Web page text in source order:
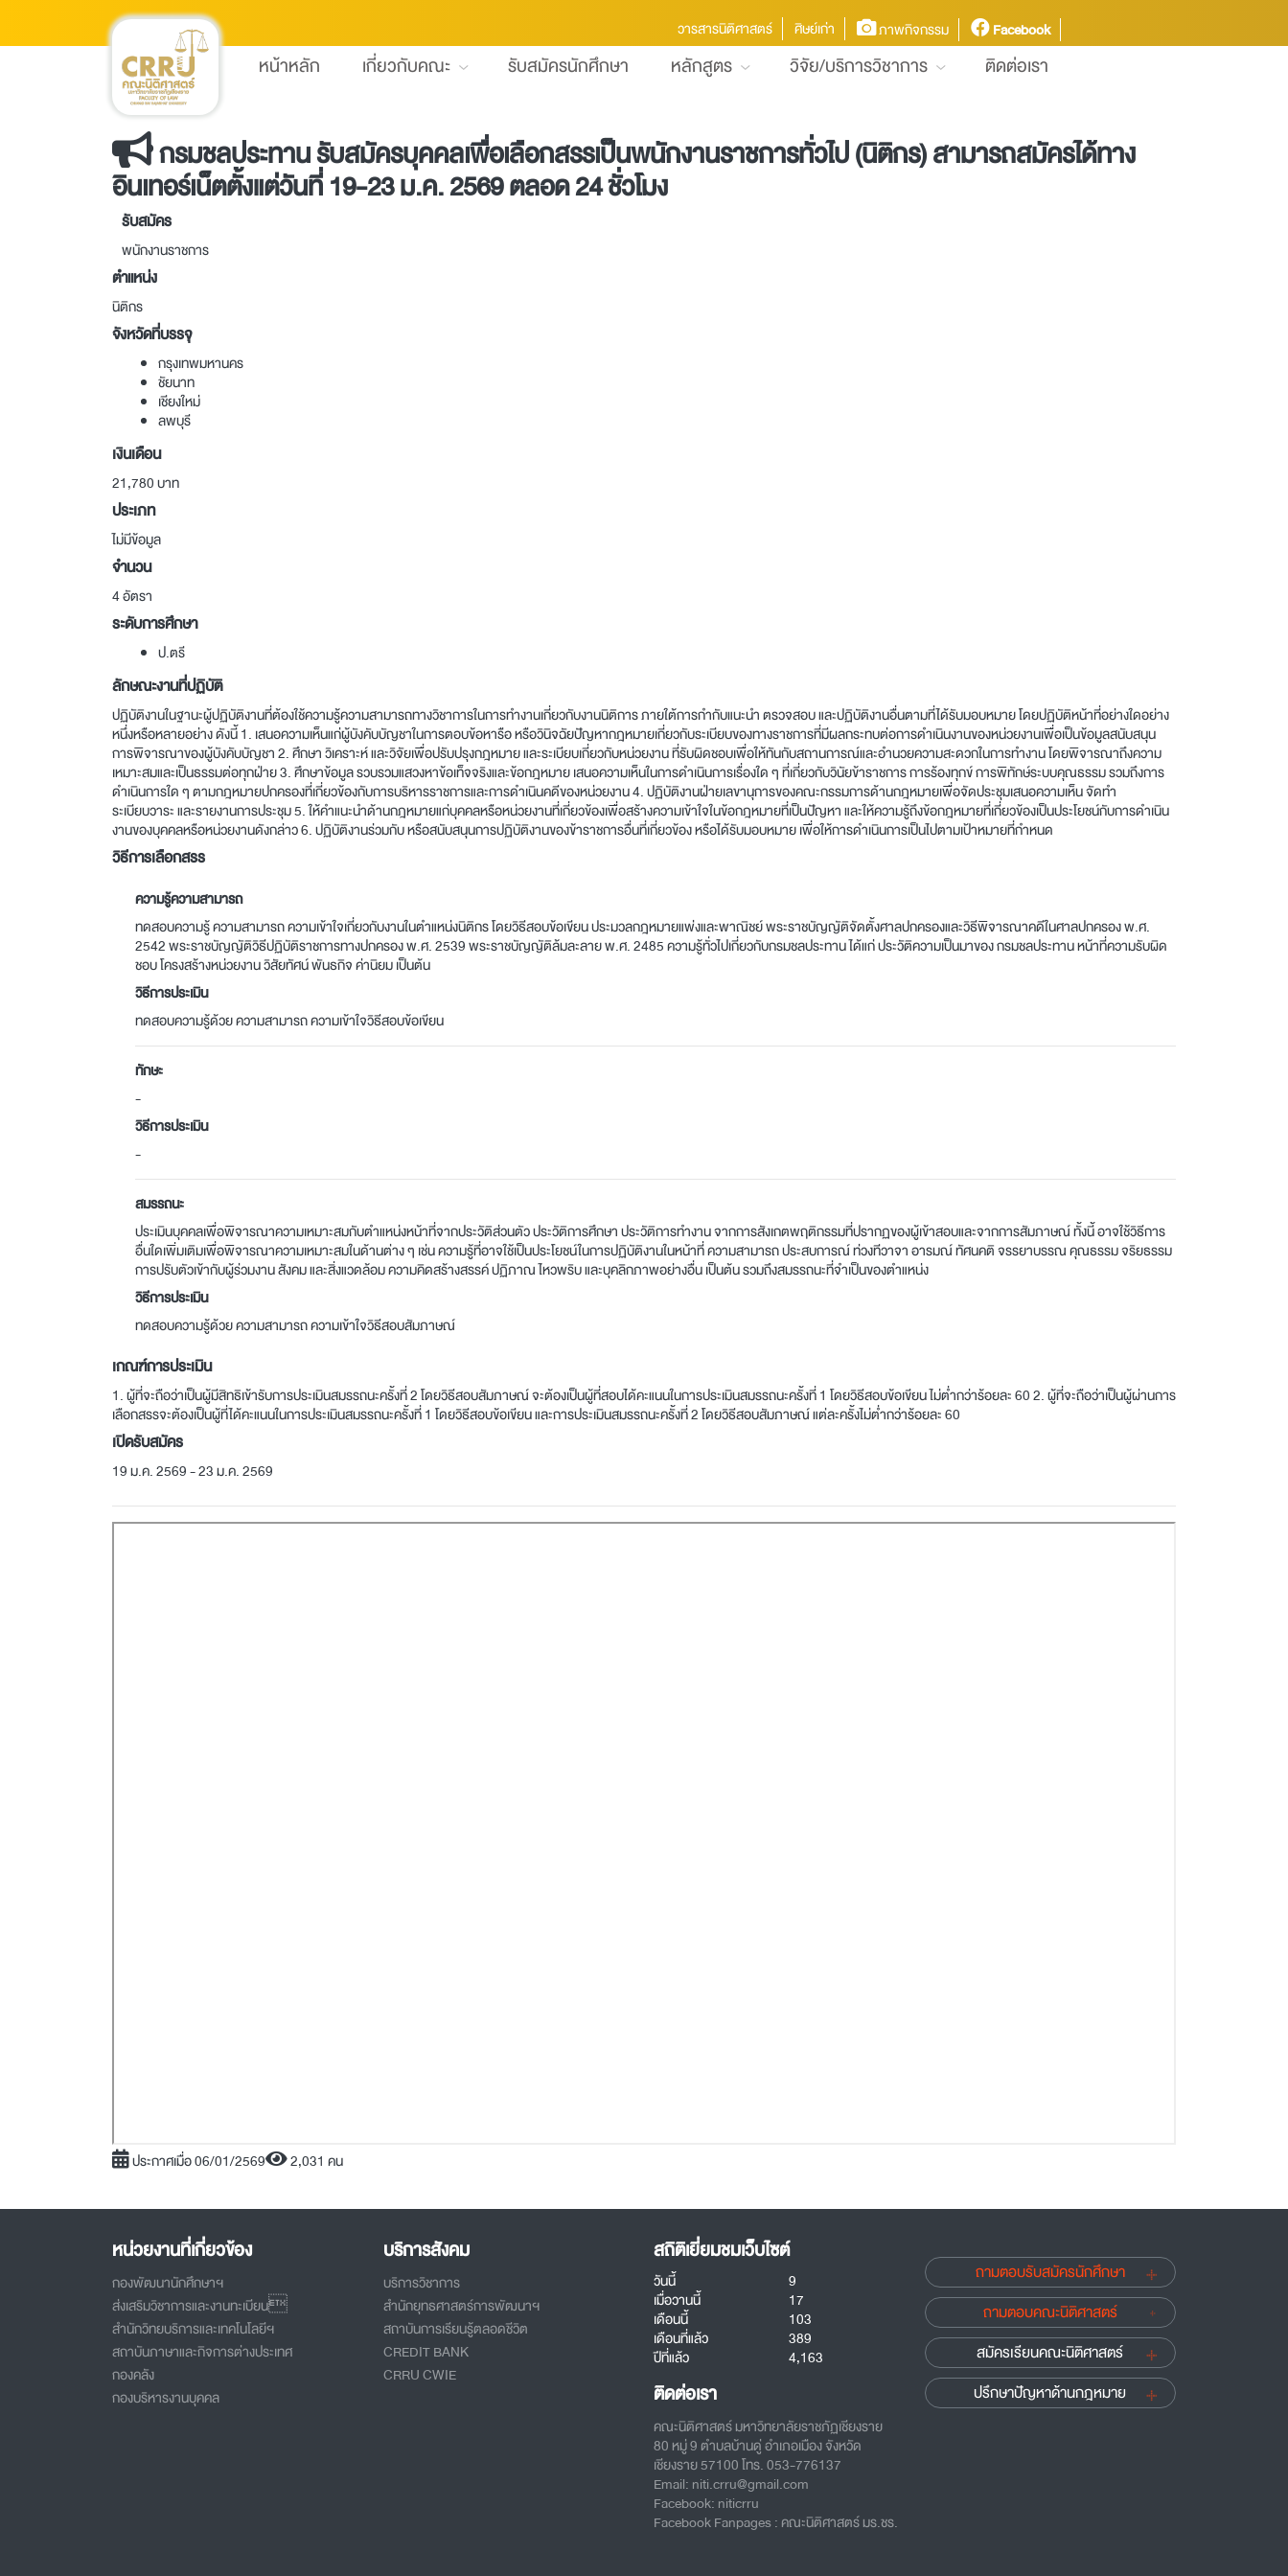
วารสารนิติศาสตร์ ศิษย์เก่า ภาพกิจกรรม Facebook
หน้าหลัก เกี่ยวกับคณะ รับสมัครนักศึกษา หลักสูตร วิจัย/บริการวิชาการ ติดต่อเรา
กรมชลประทาน รับสมัครบุคคลเพื่อเลือกสรรเป็นพนักงานราชการทั่วไป (นิติกร) สามารถสมัครได้ทาง
อินเทอร์เน็ตตั้งแต่วันที่ 19-23 ม.ค. 2569 ตลอด 24 ชั่วโมง
รับสมัคร
พนักงานราชการ
ตำแหน่ง
นิติกร
จังหวัดที่บรรจุ
กรุงเทพมหานคร
ชัยนาท
เชียงใหม่
ลพบุรี
เงินเดือน
21,780 บาท
ประเภท
ไม่มีข้อมูล
จำนวน
4 อัตรา
ระดับการศึกษา
ป.ตรี
ลักษณะงานที่ปฏิบัติ
ปฏิบัติงานในฐานะผู้ปฏิบัติงานที่ต้องใช้ความรู้ความสามารถทางวิชาการในการทำงานเกี่ยวกับงานนิติการ ภายใต้การกำกับแนะนำ ตรวจสอบ และปฏิบัติงานอื่นตามที่ได้รับมอบหมาย โดยปฏิบัติหน้าที่อย่างใดอย่าง
หนึ่งหรือหลายอย่าง ดังนี้ 1. เสนอความเห็นแก่ผู้บังคับบัญชาในการตอบข้อหารือ หรือวินิจฉัยปัญหากฎหมายเกี่ยวกับระเบียบของทางราชการที่มีผลกระทบต่อการดำเนินงานของหน่วยงานเพื่อเป็นข้อมูลสนับสนุน
การพิจารณาของผู้บังคับบัญชา 2. ศึกษา วิเคราะห์ และวิจัยเพื่อปรับปรุงกฎหมาย และระเบียบเกี่ยวกับหน่วยงาน ที่รับผิดชอบเพื่อให้ทันกับสถานการณ์และอำนวยความสะดวกในการทำงาน โดยพิจารณาถึงความ
เหมาะสมและเป็นธรรมต่อทุกฝ่าย 3. ศึกษาข้อมูล รวบรวมแสวงหาข้อเท็จจริงและข้อกฎหมาย เสนอความเห็นในการดำเนินการเรื่องใด ๆ ที่เกี่ยวกับวินัยข้าราชการ การร้องทุกข์ การพิทักษ์ระบบคุณธรรม รวมถึงการ
ดำเนินการใด ๆ ตามกฎหมายปกครองที่เกี่ยวข้องกับการบริหารราชการและการดำเนินคดีของหน่วยงาน 4. ปฏิบัติงานฝ่ายเลขานุการของคณะกรรมการด้านกฎหมายเพื่อจัดประชุมเสนอความเห็น จัดทำ
ระเบียบวาระ และรายงานการประชุม 5. ให้คำแนะนำด้านกฎหมายแก่บุคคลหรือหน่วยงานที่เกี่ยวข้องเพื่อสร้างความเข้าใจในข้อกฎหมายที่เป็นปัญหา และให้ความรู้ถึงข้อกฎหมายที่เกี่ยวข้องเป็นประโยชน์กับการดำเนิน
งานของบุคคลหรือหน่วยงานดังกล่าว 6. ปฏิบัติงานร่วมกับ หรือสนับสนุนการปฏิบัติงานของข้าราชการอื่นที่เกี่ยวข้อง หรือได้รับมอบหมาย เพื่อให้การดำเนินการเป็นไปตามเป้าหมายที่กำหนด
วิธีการเลือกสรร
ความรู้ความสามารถ
ทดสอบความรู้ ความสามารถ ความเข้าใจเกี่ยวกับงานในตำแหน่งนิติกร โดยวิธีสอบข้อเขียน ประมวลกฎหมายแพ่งและพาณิชย์ พระราชบัญญัติจัดตั้งศาลปกครองและวิธีพิจารณาคดีในศาลปกครอง พ.ศ.
2542 พระราชบัญญัติวิธีปฏิบัติราชการทางปกครอง พ.ศ. 2539 พระราชบัญญัติล้มละลาย พ.ศ. 2485 ความรู้ทั่วไปเกี่ยวกับกรมชลประทาน ได้แก่ ประวัติความเป็นมาของ กรมชลประทาน หน้าที่ความรับผิด
ชอบ โครงสร้างหน่วยงาน วิสัยทัศน์ พันธกิจ ค่านิยม เป็นต้น
วิธีการประเมิน
ทดสอบความรู้ด้วย ความสามารถ ความเข้าใจวิธีสอบข้อเขียน
ทักษะ
-
วิธีการประเมิน
-
สมรรถนะ
ประเมินบุคคลเพื่อพิจารณาความเหมาะสมกับตำแหน่งหน้าที่จากประวัติส่วนตัว ประวัติการศึกษา ประวัติการทำงาน จากการสังเกตพฤติกรรมที่ปรากฏของผู้เข้าสอบและจากการสัมภาษณ์ ทั้งนี้ อาจใช้วิธีการ
อื่นใดเพิ่มเติมเพื่อพิจารณาความเหมาะสมในด้านต่าง ๆ เช่น ความรู้ที่อาจใช้เป็นประโยชน์ในการปฏิบัติงานในหน้าที่ ความสามารถ ประสบการณ์ ท่วงทีวาจา อารมณ์ ทัศนคติ จรรยาบรรณ คุณธรรม จริยธรรม
การปรับตัวเข้ากับผู้ร่วมงาน สังคม และสิ่งแวดล้อม ความคิดสร้างสรรค์ ปฏิภาณ ไหวพริบ และบุคลิกภาพอย่างอื่น เป็นต้น รวมถึงสมรรถนะที่จำเป็นของตำแหน่ง
วิธีการประเมิน
ทดสอบความรู้ด้วย ความสามารถ ความเข้าใจวิธีสอบสัมภาษณ์
เกณฑ์การประเมิน
1. ผู้ที่จะถือว่าเป็นผู้มีสิทธิเข้ารับการประเมินสมรรถนะครั้งที่ 2 โดยวิธีสอบสัมภาษณ์ จะต้องเป็นผู้ที่สอบได้คะแนนในการประเมินสมรรถนะครั้งที่ 1 โดยวิธีสอบข้อเขียน ไม่ต่ำกว่าร้อยละ 60 2. ผู้ที่จะถือว่าเป็นผู้ผ่านการ
เลือกสรรจะต้องเป็นผู้ที่ได้คะแนนในการประเมินสมรรถนะครั้งที่ 1 โดยวิธีสอบข้อเขียน และการประเมินสมรรถนะครั้งที่ 2 โดยวิธีสอบสัมภาษณ์ แต่ละครั้งไม่ต่ำกว่าร้อยละ 60
เปิดรับสมัคร
19 ม.ค. 2569 - 23 ม.ค. 2569
ประกาศเมื่อ 06/01/2569 2,031 คน
หน่วยงานที่เกี่ยวข้อง
กองพัฒนานักศึกษาฯ
ส่งเสริมวิชาการและงานทะเบียน
สำนักวิทยบริการและเทคโนโลยีฯ
สถาบันภาษาและกิจการต่างประเทศ
กองคลัง
กองบริหารงานบุคคล
บริการสังคม
บริการวิชาการ
สำนักยุทธศาสตร์การพัฒนาฯ
สถาบันการเรียนรู้ตลอดชีวิต
CREDIT BANK
CRRU CWIE
สถิติเยี่ยมชมเว็บไซต์
วันนี้
9
เมื่อวานนี้
17
เดือนนี้
103
เดือนที่แล้ว
389
ปีที่แล้ว
4,163
ติดต่อเรา
คณะนิติศาสตร์ มหาวิทยาลัยราชภัฏเชียงราย
80 หมู่ 9 ตำบลบ้านดู่ อำเภอเมือง จังหวัด
เชียงราย 57100 โทร. 053-776137
Email: niti.crru@gmail.com
Facebook: niticrru
Facebook Fanpages : คณะนิติศาสตร์ มร.ชร.
ถามตอบรับสมัครนักศึกษา
ถามตอบคณะนิติศาสตร์
สมัครเรียนคณะนิติศาสตร์
ปรึกษาปัญหาด้านกฎหมาย